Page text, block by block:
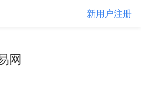
新用户注册
网